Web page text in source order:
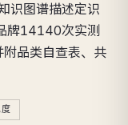
识图谱描述定识
牌14140次实测
品类自查表、共